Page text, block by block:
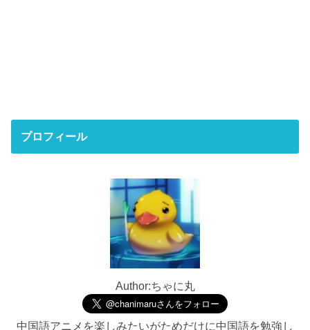
プロフィール
Author:ちゃに丸
中国語アニメを楽しみたいがためだけに中国語を勉強し